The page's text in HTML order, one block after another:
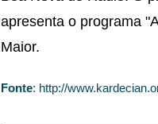
apresenta o programa
Maior.
Fonte: http://